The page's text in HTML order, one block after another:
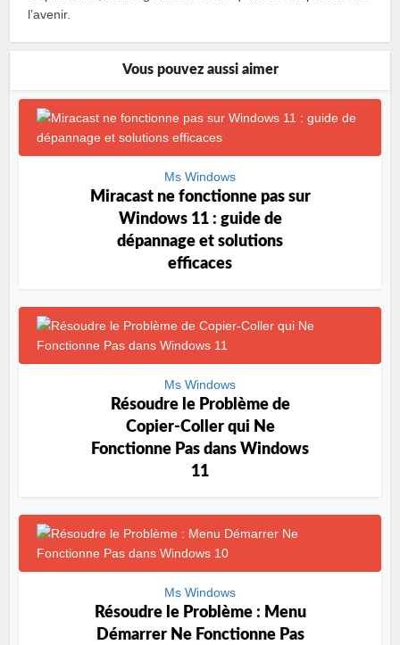
l’avenir.
Vous pouvez aussi aimer
Ms Windows
Miracast ne fonctionne pas sur
Windows 11 : guide de
dépannage et solutions
efficaces
Ms Windows
Résoudre le Problème de
Copier-Coller qui Ne
Fonctionne Pas dans Windows
11
Ms Windows
Résoudre le Problème : Menu
Démarrer Ne Fonctionne Pas